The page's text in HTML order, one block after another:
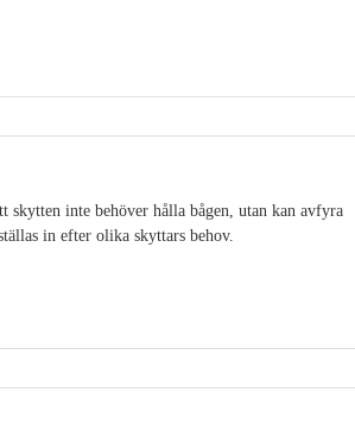
inte behöver hålla bågen, utan kan avfyra
in efter olika skyttars behov.